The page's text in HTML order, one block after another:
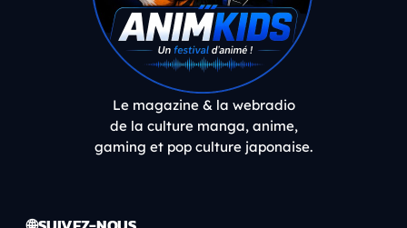
Le magazine & la webradio
de la culture manga, anime,
gaming et pop culture japonaise.